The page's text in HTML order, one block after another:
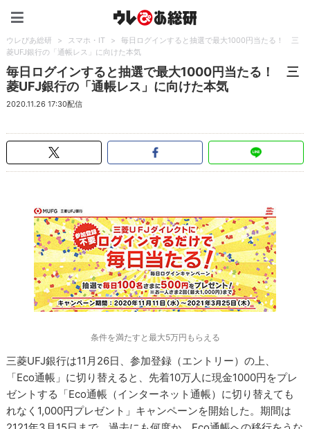
ウレぴあ総研 > スマホ・IT >
毎日ログインすると抽選で最大1000円当たる！ 三
菱UFJ銀行の「通帳レス」に向けた本気
毎日ログインすると抽選で最大1000円当たる！ 三
菱UFJ銀行の「通帳レス」に向けた本気
2020.11.26 17:30配信
条件を満たすと最大5万円もらえる
三菱UFJ銀行は11月26日、参加登録（エントリー）の上、
「Eco通帳」に切り替えると、先着10万人に現金1000円をプレ
ゼントする「Eco通帳（インターネット通帳）に切り替えても
れなく1,000円プレゼント」キャンペーンを開始した。期間は